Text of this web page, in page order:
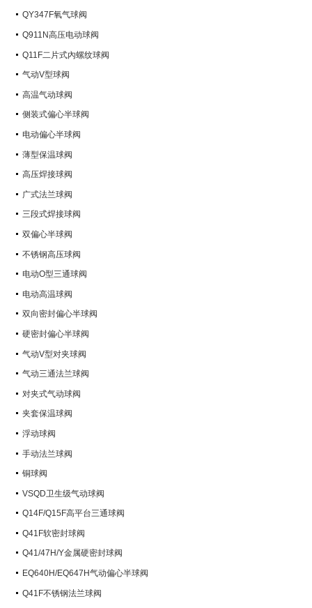
QY347F氧气球阀
Q911N高压电动球阀
Q11F二片式內螺纹球阀
气动V型球阀
高温气动球阀
侧装式偏心半球阀
电动偏心半球阀
薄型保温球阀
高压焊接球阀
广式法兰球阀
三段式焊接球阀
双偏心半球阀
不锈钢高压球阀
电动O型三通球阀
电动高温球阀
双向密封偏心半球阀
硬密封偏心半球阀
气动V型对夹球阀
气动三通法兰球阀
对夹式气动球阀
夹套保温球阀
浮动球阀
手动法兰球阀
铜球阀
VSQD卫生级气动球阀
Q14F/Q15F高平台三通球阀
Q41F软密封球阀
Q41/47H/Y金属硬密封球阀
EQ640H/EQ647H气动偏心半球阀
Q41F不锈钢法兰球阀